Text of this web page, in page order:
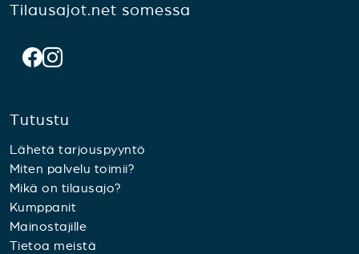
Tilausajot.net somessa
Tutustu
Lähetä tarjouspyyntö
Miten palvelu toimii?
Mikä on tilausajo?
Kumppanit
Mainostajille
Tietoa meistä